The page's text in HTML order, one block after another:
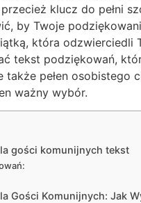
klucz do pełni
by Twoje
która odzwierciedli
tekst podziękowań,
pełen osobistego
ważny wybór.
gości komunijnych tekst
Gości Komunijnych: Jak